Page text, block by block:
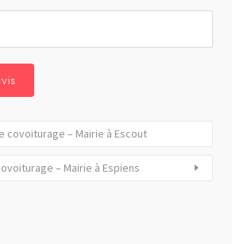
covoiturage – Mairie à Escout
– Mairie à Espiens